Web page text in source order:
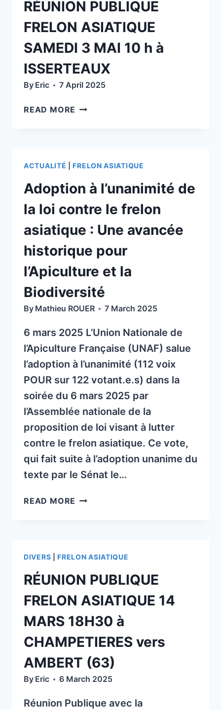
RÉUNION PUBLIQUE
FRELON ASIATIQUE
SAMEDI 3 MAI 10 h à
ISSERTEAUX
By Eric 7 April 2025
READ MORE RÉUNION
3
MAI
10
H
ISSERTEAUX
ACTUALITÉ FRELON ASIATIQUE
Adoption à l’unanimité de
la loi contre le frelon
asiatique : Une avancée
historique pour
l’Apiculture et la
Biodiversité
By Mathieu ROUER 7 March 2025
6 mars 2025 L’Union Nationale de
l’Apiculture Française (UNAF) salue
l’adoption à l’unanimité (112 voix
POUR sur 122 votant.e.s) dans la
soirée du 6 mars 2025 par
l’Assemblée nationale de la
proposition de loi visant à lutter
contre le frelon asiatique. Ce vote,
qui fait suite à l’adoption unanime du
texte par le Sénat le…
READ MORE ADOPTION
LOI
CONTRE
LE
FRELON
ASIATIQUE :
UNE
HISTORIQUE
POUR
L’APICULTURE
ET
BIODIVERSITÉ
DIVERS FRELON ASIATIQUE
RÉUNION PUBLIQUE
FRELON ASIATIQUE 14
MARS 18H30 à
CHAMPETIERES vers
AMBERT (63)
By Eric 6 March 2025
Réunion Publique avec la